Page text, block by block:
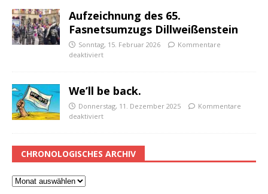
Aufzeichnung des 65.
Fasnetsumzugs Dillweißenstein
Sonntag, 15. Februar 2026
Kommentare
deaktiviert
We’ll be back.
Donnerstag, 11. Dezember 2025
Kommentare
deaktiviert
CHRONOLOGISCHES ARCHIV